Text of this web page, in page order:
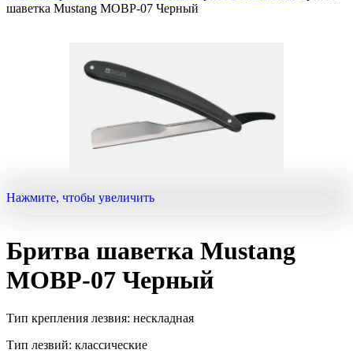
шаветка Mustang MOBP-07 Черный
Нажмите, чтобы увеличить
Бритва шаветка Mustang
MOBP-07 Черный
Тип крепления лезвия: нескладная
Тип лезвий: классические